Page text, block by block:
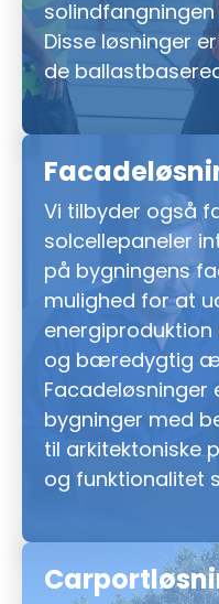
Disse løsninger
de
Vi tilbyder også
solcellepaneler
på bygningens
mulighed for at
og bæredygtig
bygninger med
til arkitektoniske
og funktionalitet